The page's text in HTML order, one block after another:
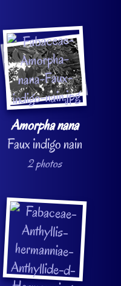
Amorpha nana
Faux indigo nain
2 photos